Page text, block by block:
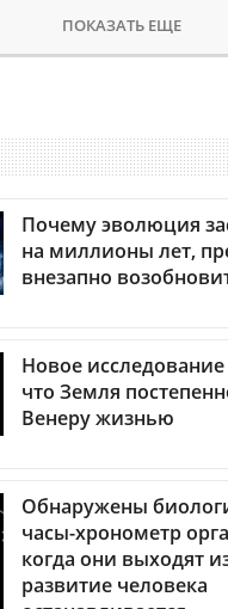
ПОКАЗАТЬ ЕЩЕ
Почему эволюция
на миллионы лет,
внезапно
Новое исследование
что Земля
Венеру жизнью
Обнаружены
часы-хронометр
когда они выходят
развитие человека